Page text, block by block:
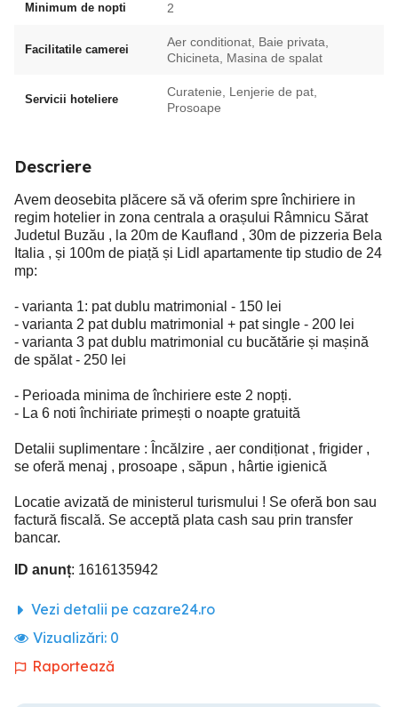
Minimum de nopti 2
Facilitatile camerei
Aer conditionat, Baie privata,
Chicineta, Masina de spalat
Servicii hoteliere
Curatenie, Lenjerie de pat,
Prosoape
Descriere
Avem deosebita plăcere să vă oferim spre închiriere in
regim hotelier in zona centrala a orașului Râmnicu Sărat
Judetul Buzău , la 20m de Kaufland , 30m de pizzeria Bela
Italia , și 100m de piață și Lidl apartamente tip studio de 24
mp:
- varianta 1: pat dublu matrimonial - 150 lei
- varianta 2 pat dublu matrimonial + pat single - 200 lei
- varianta 3 pat dublu matrimonial cu bucătărie și mașină
de spălat - 250 lei
- Perioada minima de închiriere este 2 nopți.
- La 6 noti închiriate primești o noapte gratuită
Detalii suplimentare : Încălzire , aer condiționat , frigider ,
se oferă menaj , prosoape , săpun , hârtie igienică
Locatie avizată de ministerul turismului ! Se oferă bon sau
factură fiscală. Se acceptă plata cash sau prin transfer
bancar.
ID anunț: 1616135942
Vezi detalii pe cazare24.ro
Vizualizări: 0
Raportează